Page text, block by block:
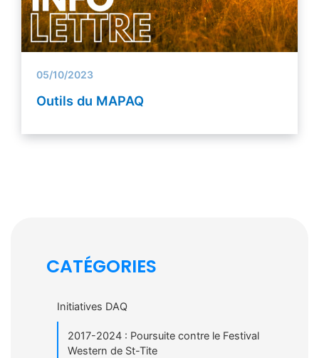
05/10/2023
Outils du MAPAQ
CATÉGORIES
Initiatives DAQ
2017-2024 : Poursuite contre le Festival
Western de St-Tite